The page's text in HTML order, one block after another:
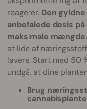
reagerer. Den
anbefalede dosis
maksimale mængde.
at lide af
lavere. Start med 50
undgå, at dine
Brug